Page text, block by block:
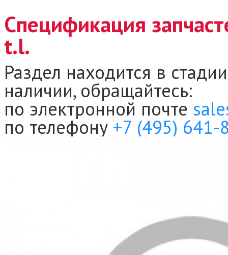
Спецификация
t.l.
Раздел находится в
наличии, обращайтесь:
по электронной почте
по телефону +7 (495) 641-